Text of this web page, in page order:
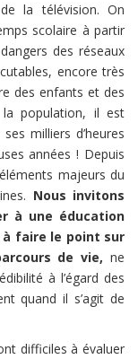
la télévision. On
scolaire à partir
des réseaux
encore très
des enfants et des
population, il est
milliers d’heures
années ! Depuis
majeurs du
Nous invitons
à une éducation
à faire le point sur
de vie, ne
à l’égard des
quand il s’agit de
difficiles à évaluer